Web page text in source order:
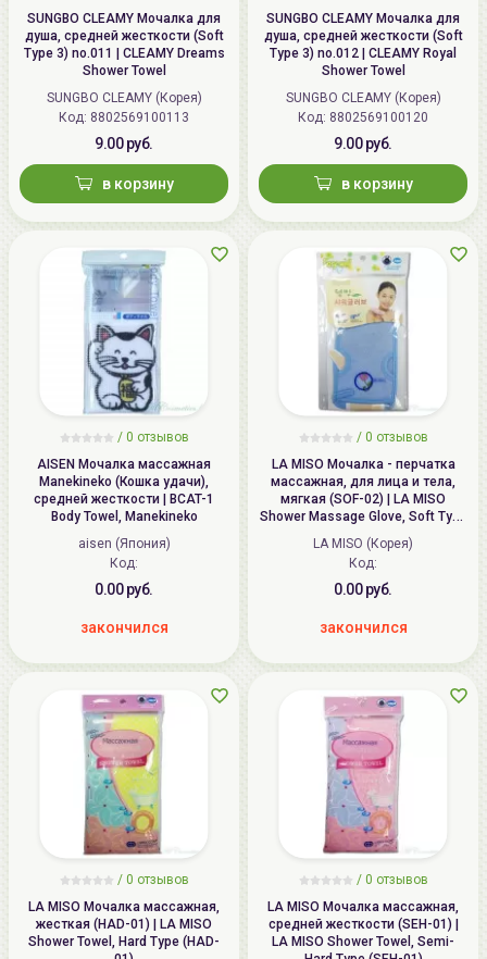
SUNGBO CLEAMY Мочалка для
душа, средней жесткости (Soft
Type 3) no.011 | CLEAMY Dreams
Shower Towel
SUNGBO CLEAMY (Корея)
Код: 8802569100113
9.00 руб.
в корзину
SUNGBO CLEAMY Мочалка для
душа, средней жесткости (Soft
Type 3) no.012 | CLEAMY Royal
Shower Towel
SUNGBO CLEAMY (Корея)
Код: 8802569100120
9.00 руб.
в корзину
/ 0 отзывов
AISEN Мочалка массажная
Manekineko (Кошка удачи),
средней жесткости | BCAT-1
Body Towel, Manekineko
aisen (Япония)
Код:
0.00 руб.
закончился
/ 0 отзывов
LA MISO Мочалка - перчатка
массажная, для лица и тела,
мягкая (SOF-02) | LA MISO
Shower Massage Glove, Soft Type
(SOF-02)
LA MISO (Корея)
Код:
0.00 руб.
закончился
/ 0 отзывов
LA MISO Мочалка массажная,
жесткая (HAD-01) | LA MISO
Shower Towel, Hard Type (HAD-
/ 0 отзывов
LA MISO Мочалка массажная,
средней жесткости (SEH-01) |
LA MISO Shower Towel, Semi-